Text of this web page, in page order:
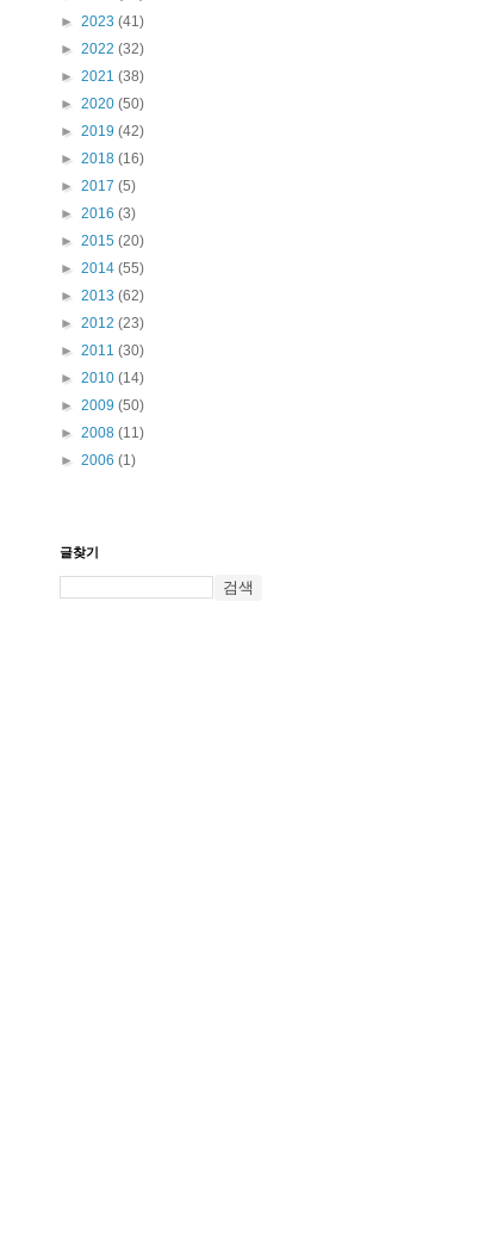
► 2023 (41)
► 2022 (32)
► 2021 (38)
► 2020 (50)
► 2019 (42)
► 2018 (16)
► 2017 (5)
► 2016 (3)
► 2015 (20)
► 2014 (55)
► 2013 (62)
► 2012 (23)
► 2011 (30)
► 2010 (14)
► 2009 (50)
► 2008 (11)
► 2006 (1)
글찾기